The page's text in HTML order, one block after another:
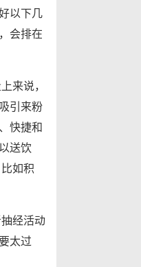
以下几
会排在
来说，
引来粉
快捷和
送饮
如积
经活动
太过